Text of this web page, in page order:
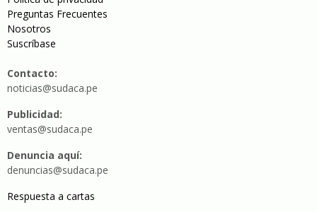
Preguntas Frecuentes
Nosotros
Suscríbase
Contacto:
noticias@sudaca.pe
Publicidad:
ventas@sudaca.pe
Denuncia aquí:
denuncias@sudaca.pe
Respuesta a cartas